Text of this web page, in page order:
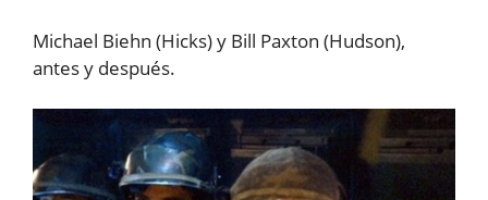
Michael Biehn (Hicks) y Bill Paxton (Hudson),
antes y después.